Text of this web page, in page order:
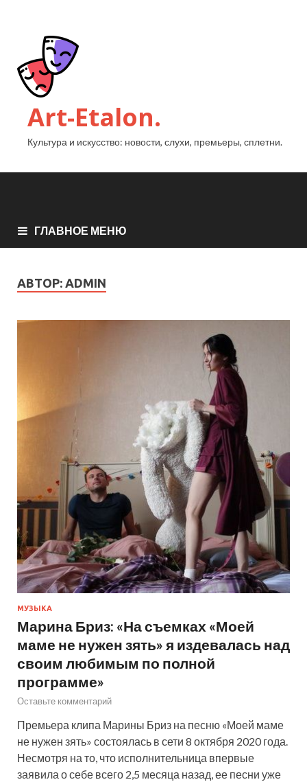
Art-Etalon.
Культура и искусство: новости, слухи, премьеры, сплетни.
ГЛАВНОЕ МЕНЮ
АВТОР: ADMIN
МУЗЫКА
Марина Бриз: «На съемках «Моей
маме не нужен зять» я издевалась над
своим любимым по полной
программе»
Оставьте комментарий
Премьера клипа Марины Бриз на песню «Моей маме
не нужен зять» состоялась в сети 8 октября 2020 года.
Несмотря на то, что исполнительница впервые
заявила о себе всего 2,5 месяца назад, ее песни уже